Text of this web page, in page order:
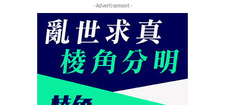
- Advertisement -